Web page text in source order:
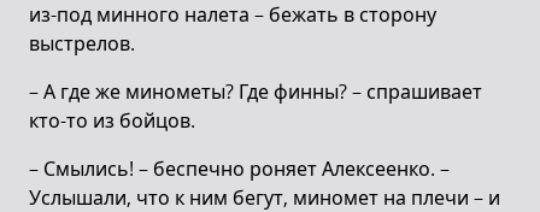
из-под минного налета – бежать в сторону
выстрелов.
– А где же минометы? Где финны? – спрашивает
кто-то из бойцов.
– Смылись! – беспечно роняет Алексеенко. –
Услышали, что к ним бегут, миномет на плечи – и